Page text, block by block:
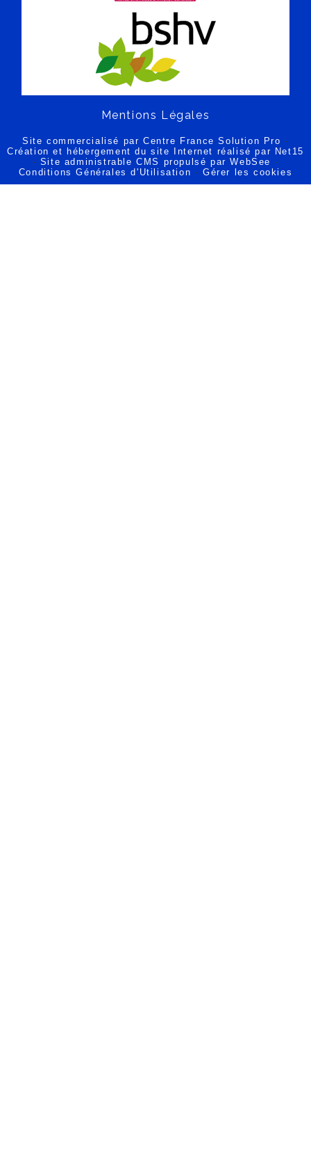
Mentions Légales
Site commercialisé par Centre France Solution Pro -
Création et hébergement du site Internet réalisé par Net15
- Site administrable CMS propulsé par WebSee -
Conditions Générales d'Utilisation - Gérer les cookies